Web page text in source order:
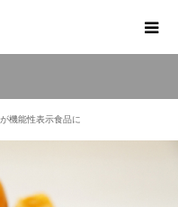
機能性表示食品に